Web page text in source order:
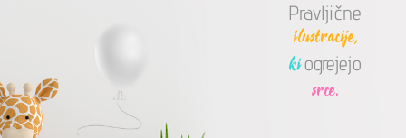
Pravljične
ilustracije,
kiogrejejo
srce.